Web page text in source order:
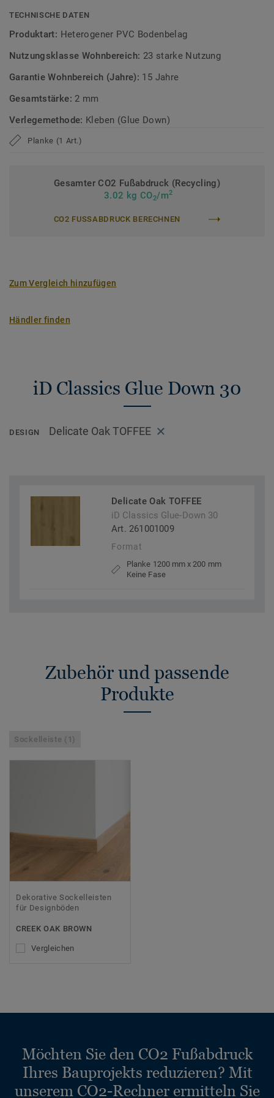
Zirkulär gedacht
recycelbar. Zudem ist der Bodenbelag phthalatfrei und
weist sehr niedrige VOC-Emissionen auf, geprüft nach
anerkannten Standards.
TECHNISCHE DATEN
Produktart: Heterogener PVC Bodenbelag
Nutzungsklasse Wohnbereich: 23 starke Nutzung
Garantie Wohnbereich (Jahre): 15 Jahre
Gesamtstärke: 2 mm
Verlegemethode: Kleben (Glue Down)
Planke (1 Art.)
Gesamter CO2 Fußabdruck (Recycling)
3.02 kg CO2/m2
CO2 FUSSABDRUCK BERECHNEN
Zum Vergleich hinzufügen
Händler finden
iD Classics Glue Down 30
DESIGN Delicate Oak TOFFEE
Delicate Oak TOFFEE
iD Classics Glue-Down 30
Art. 261001009
Format
Planke 1200 mm x 200 mm
Keine Fase
Zubehör und passende
Produkte
Sockelleiste (1)
Dekorative Sockelleisten
für Designböden
CREEK OAK BROWN
Vergleichen
Möchten Sie den CO2 Fußabdruck
Ihres Bauprojekts reduzieren? Mit
unserem CO2-Rechner ermitteln Sie